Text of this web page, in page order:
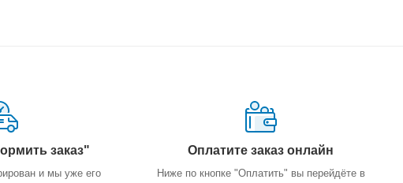
заказ"
и мы уже его
Оплатите заказ онлайн
Ниже по кнопке "Оплатить" вы перейдёте в